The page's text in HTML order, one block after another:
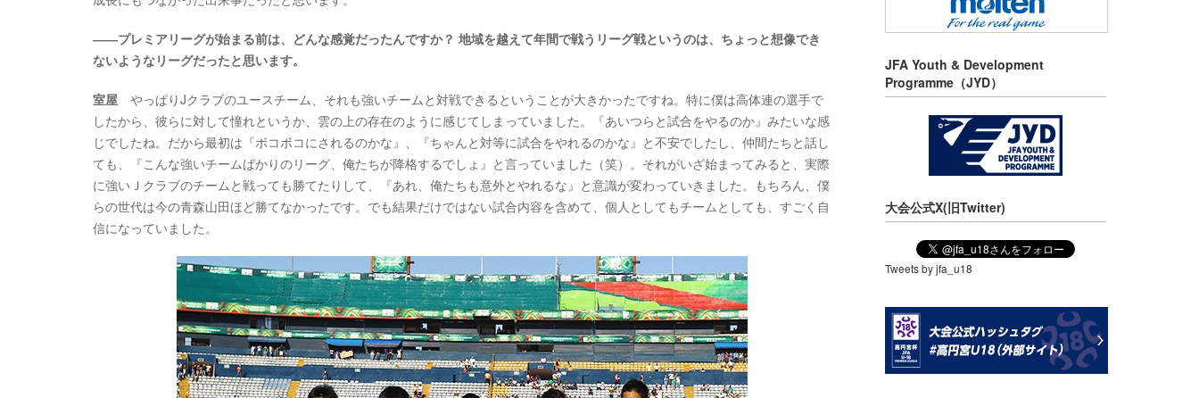
――プレミアリーグが始まる前は、どんな感覚だったんですか？ 地域を越えて年間で戦うリーグ戦というのは、ちょっと想像でき
ないようなリーグだったと思います。
室屋 やっぱりJクラブのユースチーム、それも強いチームと対戦できるということが大きかったですね。特に僕は高体連の選手で
したから、彼らに対して憧れというか、雲の上の存在のように感じてしまっていました。『あいつらと試合をやるのか』みたいな感
じでしたね。だから最初は『ボコボコにされるのかな』、『ちゃんと対等に試合をやれるのかな』と不安でしたし、仲間たちと話し
ても、『こんな強いチームばかりのリーグ、俺たちが降格するでしょ』と言っていました（笑）。それがいざ始まってみると、実際
に強いＪクラブのチームと戦っても勝てたりして、『あれ、俺たちも意外とやれるな』と意識が変わっていきました。もちろん、僕
らの世代は今の青森山田ほど勝てなかったです。でも結果だけではない試合内容を含めて、個人としてもチームとしても、すごく自
信になっていました。
JFA Youth & Development
Programme（JYD）
大会公式X(旧Twitter)
Tweets by jfa_u18